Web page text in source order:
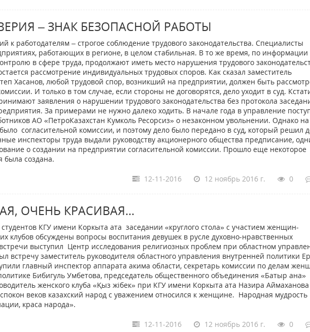
– ЗНАК БЕЗОПАСНОЙ РАБОТЫ
к работодателям – строгое соблюдение трудового законодательства. Специалисты
работающих в регионе, в целом стабильная. В то же время, по информации
в сфере труда, продолжают иметь место нарушения трудового
рассмотрение индивидуальных трудовых споров. Как сказал заместитель
Хасанов, любой трудовой спор, возникший на предприятии, должен быть
И только в том случае, если стороны не договорятся, дело уходит в суд.
заявления о нарушении трудового законодательства без протокола
За примерами не нужно далеко ходить. В начале года в управление
АО «ПетроКазахстан Кумколь Ресорсиз» о незаконном увольнении. Однако на
согласительной комиссии, и поэтому дело было передано в суд, который решил
инспекторы труда выдали руководству акционерного общества предписание,
о создании на предприятии согласительной комиссии. Прошло еще некоторое
была создана.
12-11-2016 12 ноябрь 2016 г. 0
ОЧЕНЬ КРАСИВАЯ...
КГУ имени Коркыта ата заседании «круглого стола» с участием женщин-
клубов обсуждены вопросы воспитания девушек в русле духовно-нравственных
выступил Центр исследования религиозных проблем при областном
встречу заместитель руководителя областного управления внутренней политики
главный инспектор аппарата акима области, секретарь комиссии по делам
Бибигуль Умбетова, председатель общественного объединения «Батыр ана»
женского клуба «Қыз жібек» при КГУ имени Коркыта ата Назира
веков казахский народ с уважением относился к женщине. Народная мудрость
краса народа».
12-11-2016 12 ноябрь 2016 г. 0